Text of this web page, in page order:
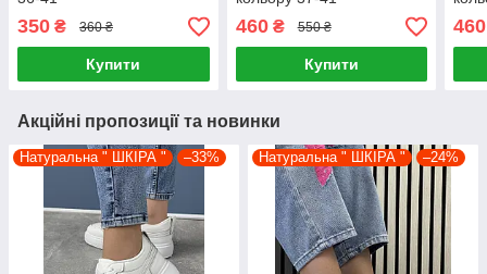
350 ₴ 360 ₴
Купити
460₴ 550 ₴
Купити
460
Акційні пропозиції та новинки
Натуральна " ШКІРА " –33% Натуральна " ШКІРА " –24%